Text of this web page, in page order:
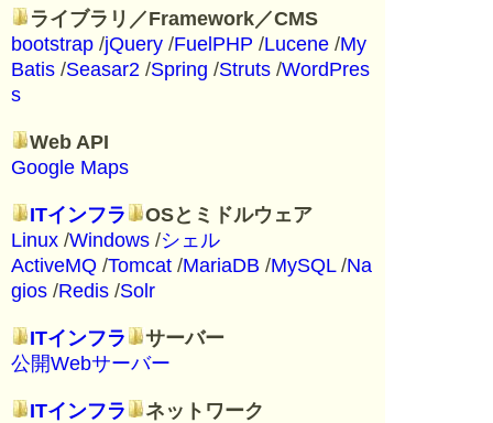
ライブラリ／Framework／CMS
bootstrap /jQuery /FuelPHP /Lucene /My
Batis /Seasar2 /Spring /Struts /WordPres
s
Web API
Google Maps
ITインフラ
OSとミドルウェア
Linux /Windows /シェル
ActiveMQ /Tomcat /MariaDB /MySQL/Na
gios /Redis /Solr
ITインフラ
サーバー
公開Webサーバー
ITインフラ
ネットワーク